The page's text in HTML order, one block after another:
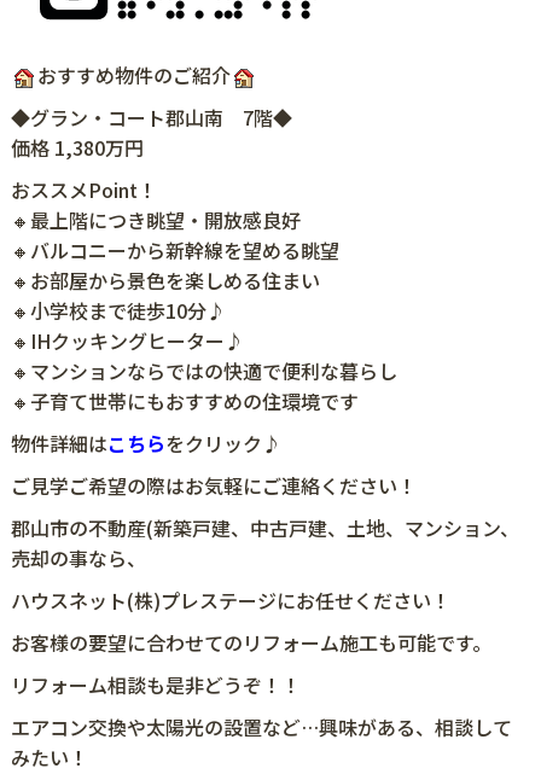
おすすめ物件のご紹介
◆グラン・コート郡山南 7階◆
価格 1,380万円
おススメPoint！
🔸最上階につき眺望・開放感良好
🔸バルコニーから新幹線を望める眺望
🔸お部屋から景色を楽しめる住まい
🔸小学校まで徒歩10分♪
🔸IHクッキングヒーター♪
🔸マンションならではの快適で便利な暮らし
🔸子育て世帯にもおすすめの住環境です
物件詳細はこちらをクリック♪
ご見学ご希望の際はお気軽にご連絡ください！
郡山市の不動産(新築戸建、中古戸建、土地、マンション、
売却の事なら、
ハウスネット(株)プレステージにお任せください！
お客様の要望に合わせてのリフォーム施工も可能です。
リフォーム相談も是非どうぞ！！
エアコン交換や太陽光の設置など…興味がある、相談して
みたい！